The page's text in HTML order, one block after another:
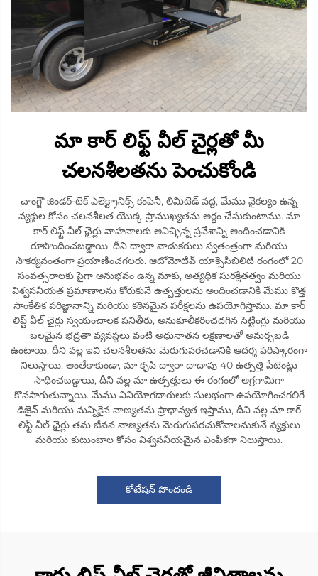
మా కార్ లిఫ్ట్ వీల్ చైర్లతో మీ
చలనశీలతను పెంచుకోండి
చాంగ్జౌ జిండర్-టెక్ ఎలెక్ట్రానిక్స్ కంపెనీ, లిమిటెడ్ వద్ద, మేము వైకల్యం ఉన్న
వ్యక్తుల కోసం చలనశీలత యొక్క ప్రాముఖ్యతను అర్థం చేసుకుంటాము. మా
కార్ లిఫ్ట్ వీల్ ఛైర్లు వాహనాలకు అవిచ్ఛిన్న ప్రవేశాన్ని అందించడానికి
రూపొందించబడ్డాయి, దీని ద్వారా వాడుకరులు స్వతంత్రంగా మరియు
సౌకర్యవంతంగా ప్రయాణించగలరు. ఆటోమోటివ్ యాక్సెసిబిలిటీ రంగంలో 20
సంవత్సరాలకు పైగా అనుభవం ఉన్న మాకు, అత్యధిక సురక్షితత్వం మరియు
విశ్వసనీయత ప్రమాణాలను కోరుకునే ఉత్పత్తులను అందించడానికి మేము కొత్త
సాంకేతిక పరిజ్ఞానాన్ని మరియు కఠినమైన పరీక్షలను ఉపయోగిస్తాము. మా కార్
లిఫ్ట్ వీల్ ఛైర్లు స్వయంచాలక పనితీరు, అనుకూలీకరించదగిన సెట్టింగ్లు మరియు
బలమైన భద్రతా వ్యవస్థలు వంటి అధునాతన లక్షణాలతో అమర్చబడి
ఉంటాయి, దీని వల్ల ఇవి చలనశీలతను మెరుగుపరచడానికి ఆదర్శ పరిష్కారంగా
నిలుస్తాయి. అంతేకాకుండా, మా కృషి ద్వారా దాదాపు 40 ఉత్పత్తి పేటెంట్లు
సాధించబడ్డాయి, దీని వల్ల మా ఉత్పత్తులు ఈ రంగంలో అగ్రగామిగా
కొనసాగుతున్నాయి. మేము వినియోగదారులకు సులభంగా ఉపయోగించగలిగే
డిజైన్ మరియు మన్నికైన నాణ్యతను ప్రాధాన్యత ఇస్తాము, దీని వల్ల మా కార్
లిఫ్ట్ వీల్ ఛైర్లు తమ జీవన నాణ్యతను మెరుగుపరచుకోవాలనుకునే వ్యక్తులు
మరియు కుటుంబాల కోసం విశ్వసనీయమైన ఎంపికగా నిలుస్తాయి.
కోటేషన్ పొందండి